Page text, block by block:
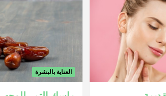
العناية بالبشرة